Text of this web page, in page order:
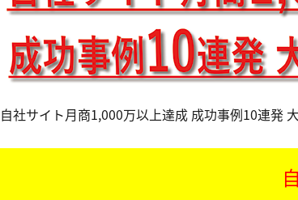
自社サイト月商1,000万以上達成 成功事例10連発